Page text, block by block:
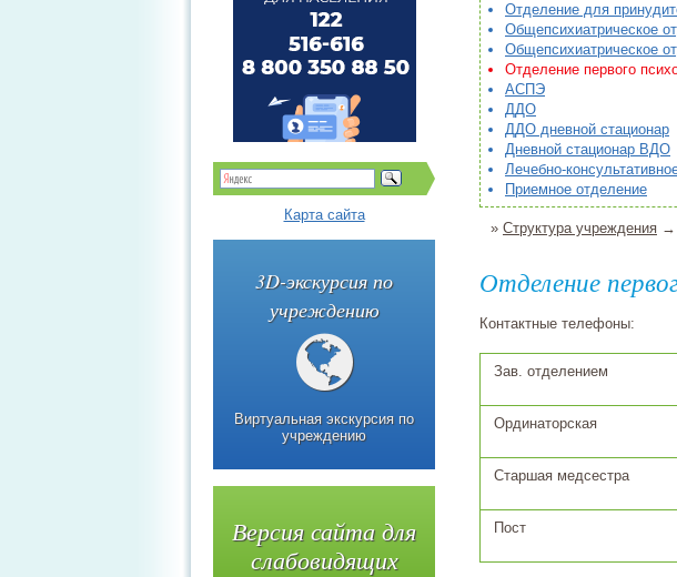
Отделение для
Общепсихиатрическое
Общепсихиатрическое
Отделение первого
АСПЭ
ДДО
ДДО дневной стационар
Дневной стационар ВДО
Лечебно-
Приемное отделение
» Структура учреждения →
Отделение
Контактные телефоны:
Зав. отделением
Ординаторская
Старшая медсестра
Пост
Карта сайта
3D-экскурсия по
учреждению
Виртуальная экскурсия по
учреждению
Версия сайта для
слабовидящих